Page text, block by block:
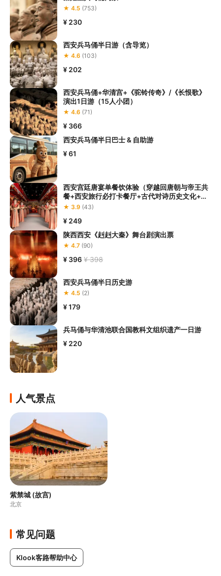
★ 4.5 (753)
¥ 230
西安兵马俑半日游（含导览）
★ 4.6 (103)
¥ 202
西安兵马俑+华清宫+《驼铃传奇》/《长恨歌》
演出1日游（15人小团）
★ 4.6 (71)
¥ 366
西安兵马俑半日巴士 & 自助游
¥ 61
西安宫廷唐宴单餐饮体验（穿越回唐朝与帝王共
餐+西安旅行必打卡餐厅+古代对诗历史文化+佳
肴美酒伴歌舞）
★ 3.9 (43)
¥ 249
陕西西安《赳赳大秦》舞台剧演出票
★ 4.7 (90)
¥ 396 ¥ 398
西安兵马俑半日历史游
★ 4.5 (2)
¥ 179
兵马俑与华清池联合国教科文组织遗产一日游
¥ 220
人气景点
紫禁城 (故宫)
北京
常见问题
Klook客路帮助中心